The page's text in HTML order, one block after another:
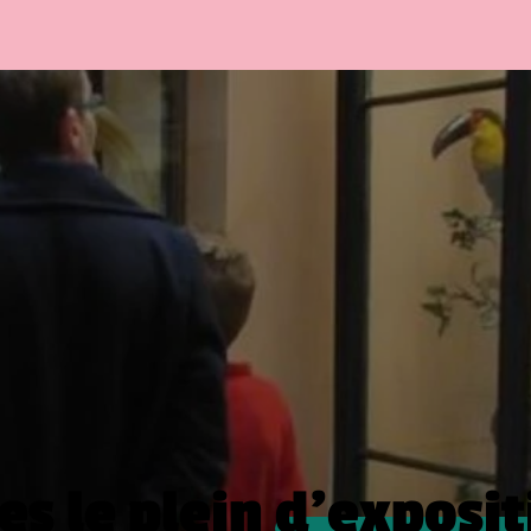
le plein